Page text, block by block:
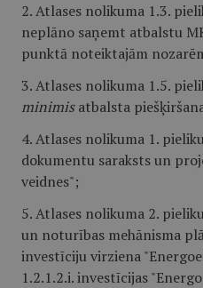
2. Atlases nolikuma 1.3.
neplāno saņemt atbalstu
punktā noteiktajām
3. Atlases nolikuma 1.5.
minimisatbalsta
4. Atlases nolikuma 1.
dokumentu saraksts un
veidnes";
5. Atlases nolikuma 2.
un noturības mehānisma
investīciju virziena
1.2.1.2.i. investīcijas